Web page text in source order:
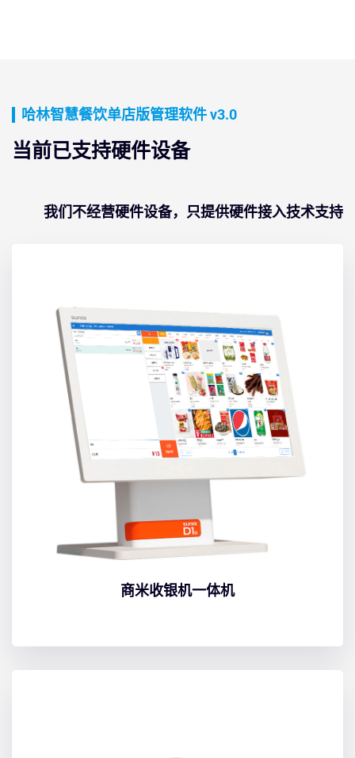
哈林智慧餐饮单店版管理软件 v3.0
当前已支持硬件设备
我们不经营硬件设备，只提供硬件接入技术支持
商米收银机一体机